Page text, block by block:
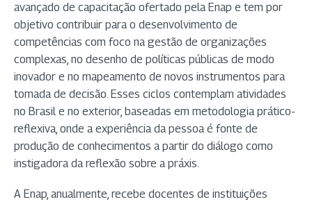
avançado de capacitação ofertado pela Enap e tem por
objetivo contribuir para o desenvolvimento de
competências com foco na gestão de organizações
complexas, no desenho de políticas públicas de modo
inovador e no mapeamento de novos instrumentos para
tomada de decisão. Esses ciclos contemplam atividades
no Brasil e no exterior, baseadas em metodologia prático-
reflexiva, onde a experiência da pessoa é fonte de
produção de conhecimentos a partir do diálogo como
instigadora da reflexão sobre a práxis.
A Enap, anualmente, recebe docentes de instituições